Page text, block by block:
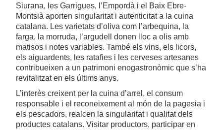
Siurana, les Garrigues, l’Empordà i el Baix Ebre-
Montsià aporten singularitat i autenticitat a la cuina
catalana. Les varietats d’oliva com l’arbequina, la
farga, la morruda, l’argudell donen lloc a olis amb
matisos i notes variables. També els vins, els licors,
els aiguardents, les ratafies i les cerveses artesanes
contribueixen a un patrimoni enogastronòmic que s’ha
revitalitzat en els últims anys.
L’interès creixent per la cuina d’arrel, el consum
responsable i el reconeixement al món de la pagesia i
els pescadors, realcen la singularitat i qualitat dels
productes catalans. Visitar productors, participar en